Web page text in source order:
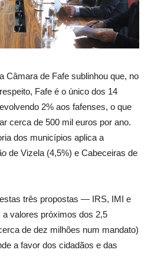
Câmara de Fafe sublinhou que, no
Fafe é o único dos 14
2% aos fafenses, o que
cerca de 500 mil euros por ano.
dos municípios aplica a
de Vizela (4,5%) e Cabeceiras de
três propostas — IRS, IMI e
valores próximos dos 2,5
de dez milhões num mandato)
a favor dos cidadãos e das